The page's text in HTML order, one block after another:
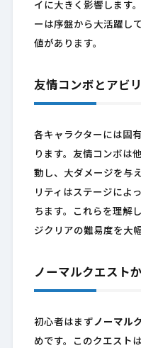
イに大きく影響します
ーは序盤から大活躍し
値があります。
友情コンボとアビ
各キャラクターには固
ります。友情コンボは
動し、大ダメージを与
リティはステージによ
ちます。これらを理解
ジクリアの難易度を大
ノーマルクエスト
初心者はまずノーマル
めです。このクエスト